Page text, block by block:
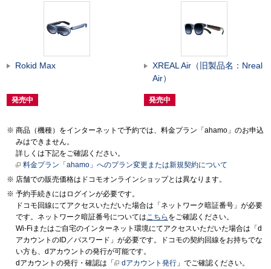
Rokid Max
発売中
XREAL Air（旧製品名：Nreal
Air）
発売中
商品（機種）をインターネットで予約では、料金プラン「ahamo」のお申込
みはできません。
詳しくは下記をご確認ください。
料金プラン「ahamo」へのプラン変更または新規契約について
店舗での販売価格はドコモオンラインショップとは異なります。
予約手続きにはログインが必要です。
ドコモ回線にてアクセスいただいた場合は「ネットワーク暗証番号」が必要
です。ネットワーク暗証番号については こちら をご確認ください。
Wi-Fiまたはご自宅のインターネット環境にてアクセスいただいた場合は「d
アカウントのID／パスワード」が必要です。ドコモの契約回線をお持ちでな
い方も、dアカウントの発行が可能です。
dアカウントの発行・確認は「
dアカウント発行 」でご確認ください。